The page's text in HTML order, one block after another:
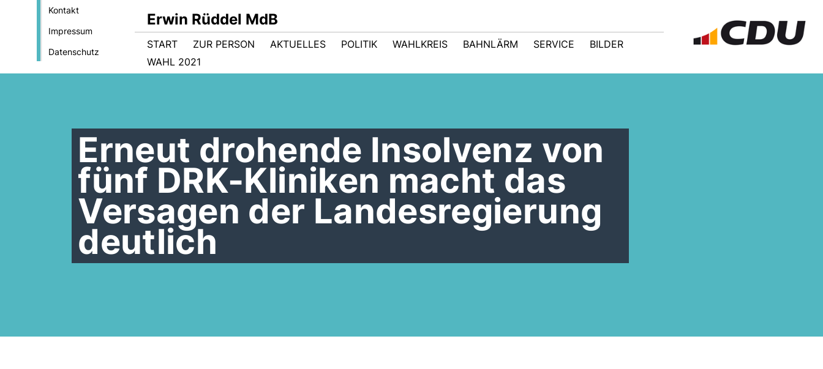
Kontakt
Impressum
Datenschutz
Erwin Rüddel MdB
START ZUR PERSON AKTUELLES POLITIK WAHLKREIS BAHNLÄRM SERVICE
BILDER
WAHL 2021
Erneut drohende Insolvenz von
fünf DRK-Kliniken macht das
Versagen der Landesregierung
deutlich